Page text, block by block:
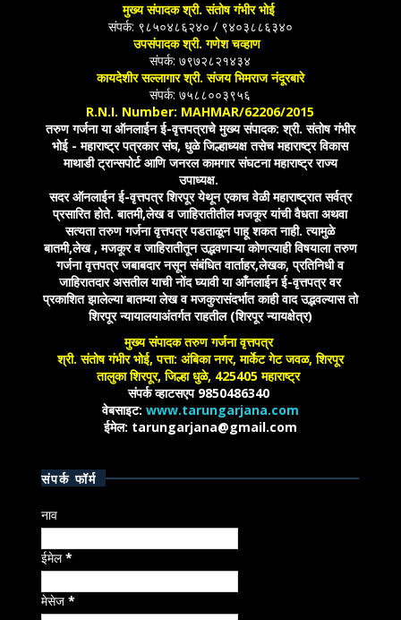
मुख्य संपादक श्री. संतोष गंभीर भोई
संपर्क: ९८५०४८६२४० / ९४०३८८६३४०
उपसंपादक श्री. गणेश चव्हाण
संपर्क: ७९७२८२१४३४
कायदेशीर सल्लागार श्री. संजय भिमराज नंदूरबारे
संपर्क: ७५८८००३९५६
R.N.I. Number: MAHMAR/62206/2015
तरुण गर्जना या ऑनलाईन ई-वृत्तपत्राचे मुख्य संपादक: श्री. संतोष गंभीर
भोई - महाराष्ट्र पत्रकार संघ, धुळे जिल्हाध्यक्ष तसेच महाराष्ट्र विकास
माथाडी ट्रान्सपोर्ट आणि जनरल कामगार संघटना महाराष्ट्र राज्य
उपाध्यक्ष.
सदर ऑनलाईन ई-वृत्तपत्र शिरपूर येथून एकाच वेळी महाराष्ट्रात सर्वत्र
प्रसारित होते. बातमी,लेख व जाहिरातीतील मजकूर यांची वैधता अथवा
सत्यता तरुण गर्जना वृत्तपत्र पडताळून पाहू शकत नाही. त्यामुळे
बातमी,लेख , मजकूर व जाहिरातीतून उद्भवणाऱ्या कोणत्याही विषयाला तरुण
गर्जना वृत्तपत्र जबाबदार नसून संबंधित वार्ताहर,लेखक, प्रतिनिधी व
जाहिरातदार असतील याची नोंद घ्यावी या आँनलाईन ई-वृत्तपत्र वर
प्रकाशित झालेल्या बातम्या लेख व मजकुरासंदर्भात काही वाद उद्भवल्यास तो
शिरपूर न्यायालयाअंतर्गत राहतील (शिरपूर न्यायक्षेत्र)
मुख्य संपादक तरुण गर्जना वृत्तपत्र
श्री. संतोष गंभीर भोई, पत्ता: अंबिका नगर, मार्केट गेट जवळ, शिरपूर
तालुका शिरपूर, जिल्हा धुळे, 425405 महाराष्ट्र
संपर्क व्हाटसएप 9850486340
वेबसाइट: www.tarungarjana.com
ईमेल: tarungarjana@gmail.com
संपर्क फॉर्म
नाव
ईमेल*
मेसेज*